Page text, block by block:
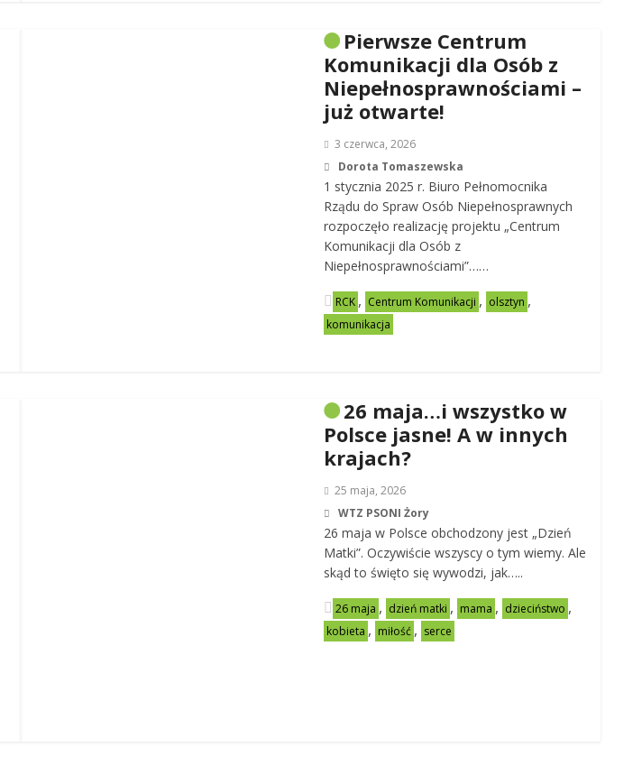
Pierwsze Centrum
Komunikacji dla Osób z
Niepełnosprawnościami –
już otwarte!
3 czerwca, 2026
Dorota Tomaszewska
1 stycznia 2025 r. Biuro Pełnomocnika
Rządu do Spraw Osób Niepełnosprawnych
rozpoczęło realizację projektu „Centrum
Komunikacji dla Osób z
Niepełnosprawnościami”……
RCK , Centrum Komunikacji , olsztyn ,
komunikacja
26 maja…i wszystko w
Polsce jasne! A w innych
krajach?
25 maja, 2026
WTZ PSONI Żory
26 maja w Polsce obchodzony jest „Dzień
Matki”. Oczywiście wszyscy o tym wiemy. Ale
skąd to święto się wywodzi, jak…..
26 maja , dzień matki , mama , dzieciństwo ,
kobieta , miłość , serce